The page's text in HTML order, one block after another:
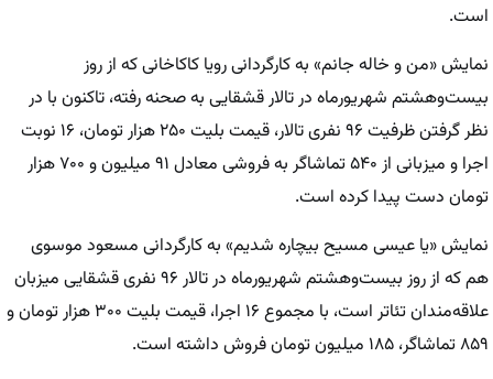
است.
نمایش «من و خاله جانم» به کارگردانی رویا کاکاخانی که از روز
بیست‌وهشتم شهریورماه در تالار قشقایی به صحنه رفته، تاکنون با در
نظر گرفتن ظرفیت ۹۶ نفری تالار، قیمت بلیت ۲۵۰ هزار تومان، ۱۶ نوبت
اجرا و میزبانی از ۵۴۰ تماشاگر به فروشی معادل ۹۱ میلیون و ۷۰۰ هزار
تومان دست پیدا کرده است.
نمایش «یا عیسی مسیح بیچاره شدیم» به کارگردانی مسعود موسوی
هم که از روز بیست‌وهشتم شهریورماه در تالار ۹۶ نفری قشقایی میزبان
علاقه‌مندان تئاتر است، با مجموع ۱۶ اجرا، قیمت بلیت ۳۰۰ هزار تومان و
۸۵۹ تماشاگر، ۱۸۵ میلیون تومان فروش داشته است.